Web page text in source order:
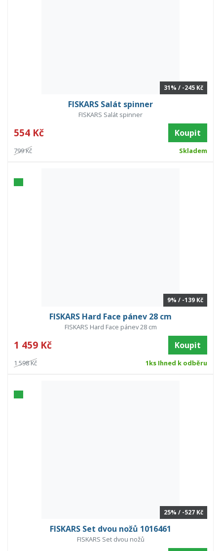
31% / -245 Kč
FISKARS Salát spinner
FISKARS Salát spinner
554 Kč Koupit
799 Kč Skladem
9% / -139 Kč
FISKARS Hard Face pánev 28 cm
FISKARS Hard Face pánev 28 cm
1 459 Kč Koupit
1 598 Kč 1ks Ihned k odběru
25% / -527 Kč
FISKARS Set dvou nožů 1016461
FISKARS Set dvou nožů